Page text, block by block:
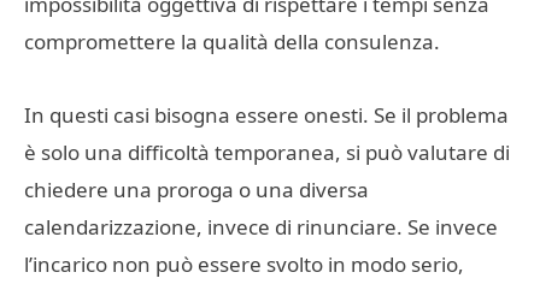
compromettere la qualità della consulenza.
In questi casi bisogna essere onesti. Se il problema
è solo una difficoltà temporanea, si può valutare di
chiedere una proroga o una diversa
calendarizzazione, invece di rinunciare. Se invece
l’incarico non può essere svolto in modo serio,